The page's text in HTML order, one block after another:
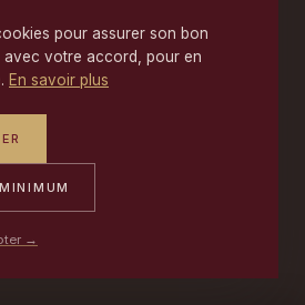
pour assurer son bon
votre accord, pour en
En savoir plus
→